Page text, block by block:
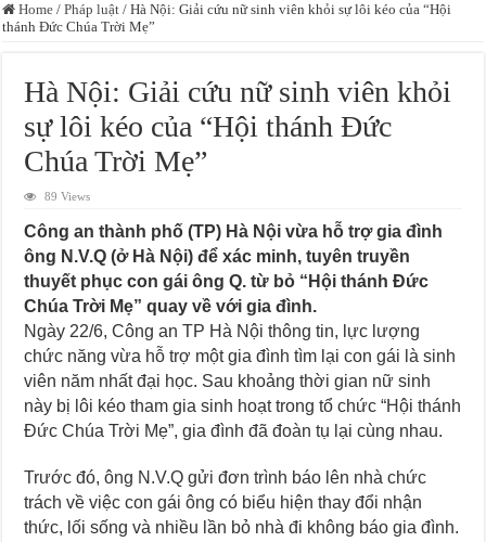
Home / Pháp luật / Hà Nội: Giải cứu nữ sinh viên khỏi sự lôi kéo của “Hội
thánh Đức Chúa Trời Mẹ”
Hà Nội: Giải cứu nữ sinh viên khỏi
sự lôi kéo của “Hội thánh Đức
Chúa Trời Mẹ”
89 Views
Công an thành phố (TP) Hà Nội vừa hỗ trợ gia đình
ông N.V.Q (ở Hà Nội) để xác minh, tuyên truyền
thuyết phục con gái ông Q. từ bỏ “Hội thánh Đức
Chúa Trời Mẹ” quay về với gia đình.
Ngày 22/6, Công an TP Hà Nội thông tin, lực lượng
chức năng vừa hỗ trợ một gia đình tìm lại con gái là sinh
viên năm nhất đại học. Sau khoảng thời gian nữ sinh
này bị lôi kéo tham gia sinh hoạt trong tổ chức “Hội thánh
Đức Chúa Trời Mẹ”, gia đình đã đoàn tụ lại cùng nhau.
Trước đó, ông N.V.Q gửi đơn trình báo lên nhà chức
trách về việc con gái ông có biểu hiện thay đổi nhận
thức, lối sống và nhiều lần bỏ nhà đi không báo gia đình.